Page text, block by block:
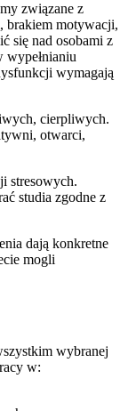
związane z
brakiem motywacji,
się nad osobami z
wypełnianiu
wymagają
cierpliwych.
otwarci,
stresowych.
studia zgodne z
dają konkretne
mogli
wybranej
w: